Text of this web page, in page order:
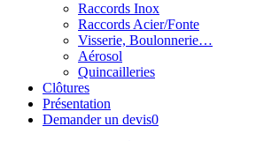
Raccords Inox
Raccords Acier/Fonte
Visserie, Boulonnerie…
Aérosol
Quincailleries
Clôtures
Présentation
Demander un devis0